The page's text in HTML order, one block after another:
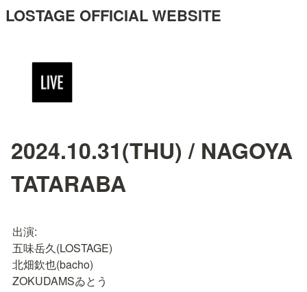
LOSTAGE OFFICIAL WEBSITE
2024.10.31(THU) / NAGOYA
TATARABA
出演:
五味岳久(LOSTAGE)
北畑欽也(bacho)
ZOKUDAMSゐとう